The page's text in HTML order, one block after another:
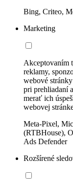
Bing, Criteo,
Marketing
Akceptovaním
reklamy,
webové
pri prehliadaní
merať ich
webovej
Meta-Pixel,
(RTBHouse),
Ads Defender
Rozšírené